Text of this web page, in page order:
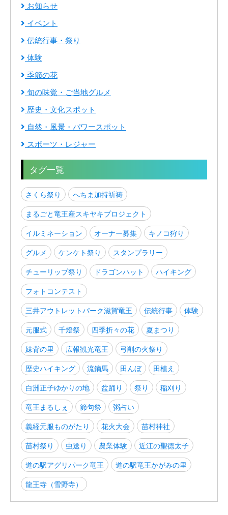
お知らせ
イベント
伝統行事・祭り
体験
季節の花
旬の味覚・ご当地グルメ
歴史・文化スポット
自然・風景・パワースポット
スポーツ・レジャー
タグ一覧
さくら祭り
へちま加持祈祷
まるごと竜王産スキヤキプロジェクト
イルミネーション
オーナー募集
キノコ狩り
グルメ
ケンケト祭り
スタンプラリー
チューリップ祭り
ドラゴンハット
ハイキング
フォトコンテスト
三井アウトレットパーク滋賀竜王
伝統行事
体験
元服式
千燈祭 四季折々の花
夏まつり
妹背の里
広報観光竜王
弓削の火祭り
歴史ハイキング
流鏑馬 田んぼ
田植え
白洲正子ゆかりの地
盆踊り 祭り
稲刈り
竜王まるしぇ
節句祭
粥占い
義経元服ものがたり
花火大会
苗村神社
苗村祭り
虫送り 農業体験
近江の聖徳太子
道の駅アグリパーク竜王
道の駅竜王かがみの里
龍王寺（雪野寺）